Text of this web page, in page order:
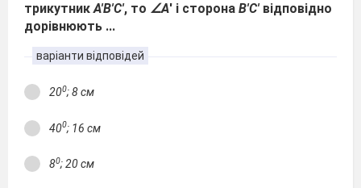
трикутникА'B'C', то ∠А' і сторона B'C'відповідно
дорівнюють ...
варіанти відповідей
200; 8 см
400; 16 см
80; 20 см